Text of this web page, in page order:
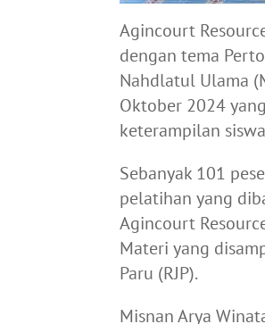
Agincourt
dengan tema
Nahdlatul Ulama
Oktober 2024
keterampilan
Sebanyak 101
pelatihan yang
Agincourt
Materi yang
Paru (RJP).
Misnan Arya